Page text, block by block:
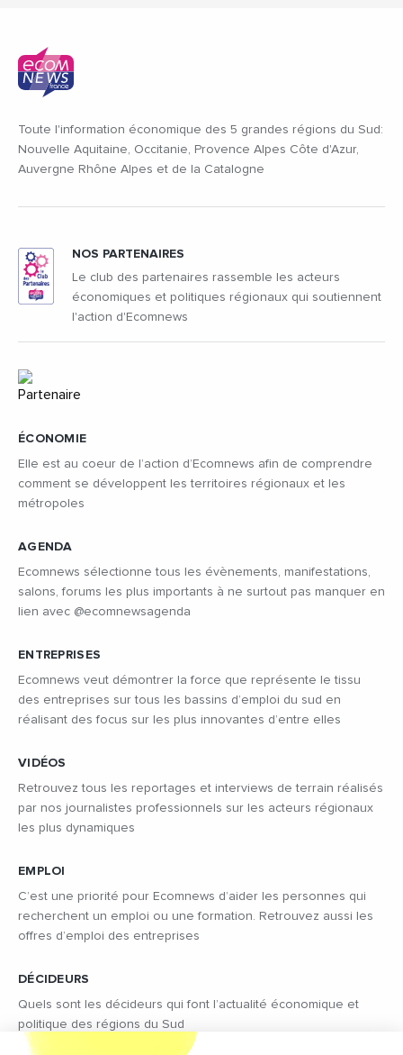
Toute l'information économique des 5 grandes régions du Sud:
Nouvelle Aquitaine, Occitanie, Provence Alpes Côte d'Azur,
Auvergne Rhône Alpes et de la Catalogne
ÉCONOMIE
Elle est au coeur de l’action d’Ecomnews afin de comprendre
comment se développent les territoires régionaux et les
métropoles
AGENDA
Ecomnews sélectionne tous les évènements, manifestations,
salons, forums les plus importants à ne surtout pas manquer en
lien avec @ecomnewsagenda
ENTREPRISES
Ecomnews veut démontrer la force que représente le tissu
des entreprises sur tous les bassins d’emploi du sud en
réalisant des focus sur les plus innovantes d’entre elles
VIDÉOS
Retrouvez tous les reportages et interviews de terrain réalisés
par nos journalistes professionnels sur les acteurs régionaux
les plus dynamiques
EMPLOI
C’est une priorité pour Ecomnews d’aider les personnes qui
recherchent un emploi ou une formation. Retrouvez aussi les
offres d’emploi des entreprises
DÉCIDEURS
Quels sont les décideurs qui font l’actualité économique et
politique des régions du Sud
NOS PARTENAIRES
Le club des partenaires rassemble les acteurs
économiques et politiques régionaux qui soutiennent
l'action d'Ecomnews